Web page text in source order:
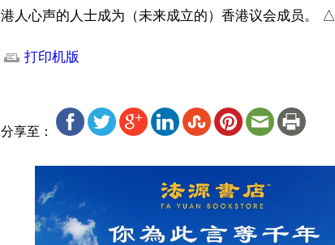
港人心声的人士成为（未来成立的）香港议会成员。 △
打印机版
分享至：